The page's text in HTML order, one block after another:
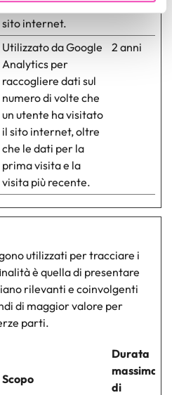
utilizza il nostro sito con i
di analisi dei dati web,
quali potrebbero combinarle
fornito loro o che hanno
loro servizi.
visitatore utilizza il
sito internet.
Utilizzato da Google
Analytics per
raccogliere dati sul
numero di volte che
un utente ha visitato
il sito internet, oltre
che le dati per la
prima visita e la
visita più recente.
2 anni
utilizzati per tracciare i
è quella di presentare
rilevanti e coinvolgenti
di maggior valore per
parti.
Scopo
Durata
massima
di